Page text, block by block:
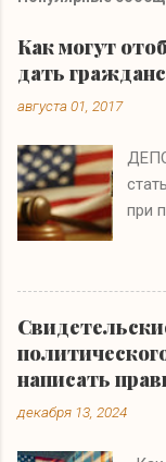
Как могут
дать
августа 01, 2017
при
вам
написать
декабря 13, 2024